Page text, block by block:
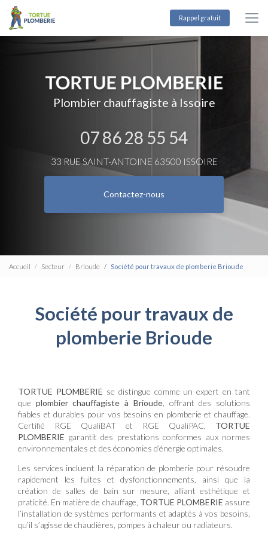
Aller
contenu
Rappel gratuit
Plombier chauffagiste à Issoire
07 86 28 55 54
33 RUE SAINT-ANTOINE 63500 ISSOIRE
Contactez-nous
Accueil Secteur Brioude Société pour travaux de plomberie Brioude
Société pour travaux de
plomberie Brioude
TORTUE PLOMBERIE se distingue comme un expert en tant
que plombier chauffagiste à Brioude, offrant des solutions
fiables et durables pour vos besoins en plomberie et chauffage.
Certifié RGE QualiBAT et RGE QualiPAC, TORTUE
PLOMBERIE garantit des prestations conformes aux normes
environnementales et des économies d’énergie optimales.
Les services incluent la réparation de plomberie pour résoudre
rapidement les fuites et dysfonctionnements, ainsi que la
création de salles de bain sur mesure, alliant esthétique et
praticité. En matière de chauffage, TORTUE PLOMBERIE assure
l’installation de systèmes performants et adaptés à vos besoins,
qu’il s’agisse de chaudières, pompes à chaleur ou radiateurs.